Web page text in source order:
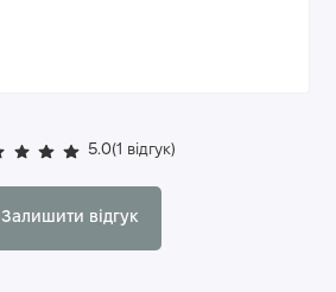
5.0(1 відгук)
Залишити відгук